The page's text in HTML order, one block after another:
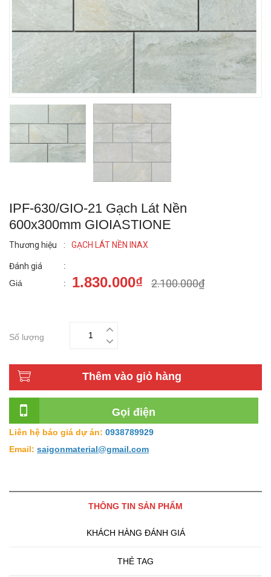
IPF-630/GIO-21 Gạch Lát Nền
600x300mm GIOIASTIONE
Thương hiệu : GẠCH LÁT NỀN INAX
Đánh giá
:
Giá
: 1.830.000₫ 2.100.000₫
Số lượng
Thêm vào giỏ hàng
Gọi điện
Đại Lý Phân Phối Gạch Inax
Liên hệ báo giá dự án: 0938789929
Email: saigonmaterial@gmail.com
THÔNG TIN SẢN PHẨM
KHÁCH HÀNG ĐÁNH GIÁ
THẺ TAG